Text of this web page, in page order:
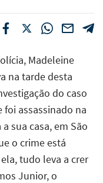
Madeleine
na tarde desta
do caso
assassinado na
sua casa, em São
o crime está
tudo leva a crer
Junior, o